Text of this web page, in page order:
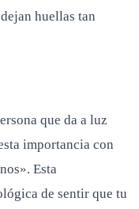
huellas tan
que da a luz
importancia con
Esta
de sentir que tu